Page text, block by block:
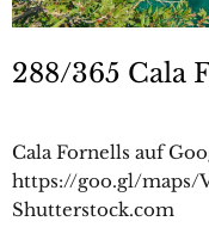
288/365 Cala
Cala Fornells auf
https://goo.gl/maps/
Shutterstock.com